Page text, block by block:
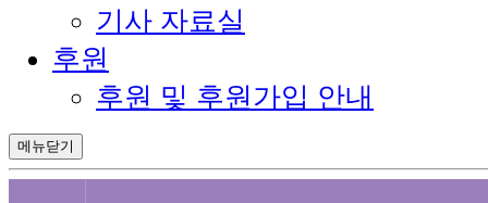
기사 자료실
후원
후원 및 후원가입 안내
메뉴닫기